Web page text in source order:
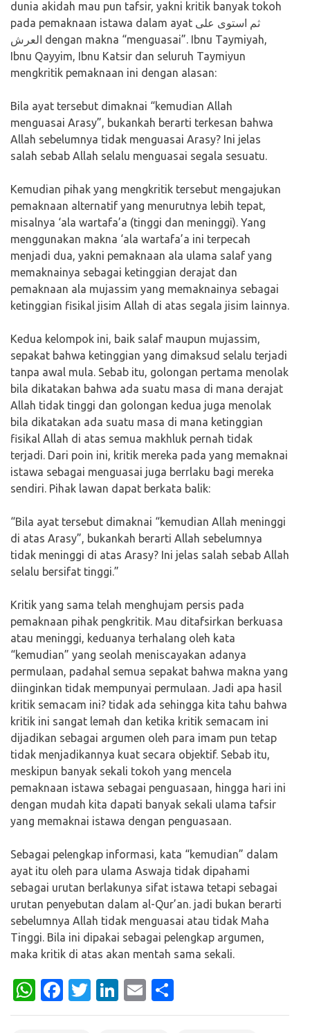
dunia akidah mau pun tafsir, yakni kritik banyak tokoh
pada pemaknaan istawa dalam ayat ثم استوى على
العرش dengan makna “menguasai”. Ibnu Taymiyah,
Ibnu Qayyim, Ibnu Katsir dan seluruh Taymiyun
mengkritik pemaknaan ini dengan alasan:
Bila ayat tersebut dimaknai “kemudian Allah
menguasai Arasy”, bukankah berarti terkesan bahwa
Allah sebelumnya tidak menguasai Arasy? Ini jelas
salah sebab Allah selalu menguasai segala sesuatu.
Kemudian pihak yang mengkritik tersebut mengajukan
pemaknaan alternatif yang menurutnya lebih tepat,
misalnya ‘ala wartafa’a (tinggi dan meninggi). Yang
menggunakan makna ‘ala wartafa’a ini terpecah
menjadi dua, yakni pemaknaan ala ulama salaf yang
memaknainya sebagai ketinggian derajat dan
pemaknaan ala mujassim yang memaknainya sebagai
ketinggian fisikal jisim Allah di atas segala jisim lainnya.
Kedua kelompok ini, baik salaf maupun mujassim,
sepakat bahwa ketinggian yang dimaksud selalu terjadi
tanpa awal mula. Sebab itu, golongan pertama menolak
bila dikatakan bahwa ada suatu masa di mana derajat
Allah tidak tinggi dan golongan kedua juga menolak
bila dikatakan ada suatu masa di mana ketinggian
fisikal Allah di atas semua makhluk pernah tidak
terjadi. Dari poin ini, kritik mereka pada yang memaknai
istawa sebagai menguasai juga berrlaku bagi mereka
sendiri. Pihak lawan dapat berkata balik:
“Bila ayat tersebut dimaknai “kemudian Allah meninggi
di atas Arasy”, bukankah berarti Allah sebelumnya
tidak meninggi di atas Arasy? Ini jelas salah sebab Allah
selalu bersifat tinggi.”
Kritik yang sama telah menghujam persis pada
pemaknaan pihak pengkritik. Mau ditafsirkan berkuasa
atau meninggi, keduanya terhalang oleh kata
“kemudian” yang seolah meniscayakan adanya
permulaan, padahal semua sepakat bahwa makna yang
diinginkan tidak mempunyai permulaan. Jadi apa hasil
kritik semacam ini? tidak ada sehingga kita tahu bahwa
kritik ini sangat lemah dan ketika kritik semacam ini
dijadikan sebagai argumen oleh para imam pun tetap
tidak menjadikannya kuat secara objektif. Sebab itu,
meskipun banyak sekali tokoh yang mencela
pemaknaan istawa sebagai penguasaan, hingga hari ini
dengan mudah kita dapati banyak sekali ulama tafsir
yang memaknai istawa dengan penguasaan.
Sebagai pelengkap informasi, kata “kemudian” dalam
ayat itu oleh para ulama Aswaja tidak dipahami
sebagai urutan berlakunya sifat istawa tetapi sebagai
urutan penyebutan dalam al-Qur’an. jadi bukan berarti
sebelumnya Allah tidak menguasai atau tidak Maha
Tinggi. Bila ini dipakai sebagai pelengkap argumen,
maka kritik di atas akan mentah sama sekali.
WhatsApp
Facebook
Twitter
LinkedIn
Email